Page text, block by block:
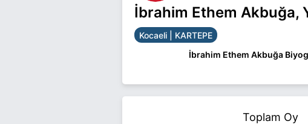
İbrahim Ethem Akbuğa,
Kocaeli | KARTEPE
İbrahim Ethem Akbuğa
İbrahim Ethem Akbuğa ile
Toplam Oy